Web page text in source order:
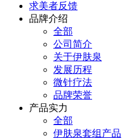
求美者反馈
品牌介绍
全部
公司简介
关于伊肤泉
发展历程
微针疗法
品牌荣誉
产品实力
全部
伊肤泉套组产品